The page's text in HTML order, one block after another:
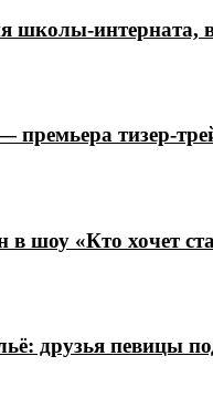
школы-интерната,
тизер-
шоу «Кто хочет
друзья певицы